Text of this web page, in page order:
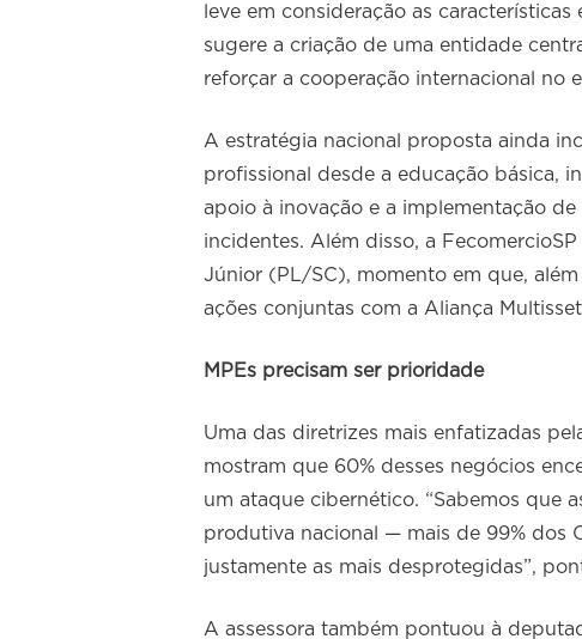
leve em consideração as
sugere a criação de uma entidade
reforçar a cooperação internacional no
A estratégia nacional proposta ainda
profissional desde a educação básica,
apoio à inovação e a implementação
incidentes. Além disso, a
Júnior (PL/SC), momento em que,
ações conjuntas com a Aliança
MPEs precisam ser prioridade
Uma das diretrizes mais enfatizadas
mostram que 60% desses negócios
um ataque cibernético. “Sabemos que
produtiva nacional — mais de 99% dos
justamente as mais desprotegidas”,
A assessora também pontuou à